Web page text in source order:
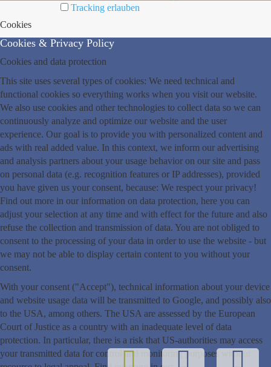
Tracking erlauben
Cookies
Cookies & Privacy Policy
Cookies and data protection
This site uses several types of cookies: We need technical and
functional cookies so everything works when you visit our website.
We also use cookies and other technologies to collect data so we can
continuously analyze and optimize our website and the user
experience. Our goal is to provide you with personalized content and
ads with real added value. In this context, we inform our advertising
and analysis partners about your usage behavior on our site and pass
on personal data (e.g. recognition features or IP addresses), provided
you have given us your consent, because: We respect your privacy!
Find out more in our information on data protection, here you can
adjust your selection at any time and with effect for the future and also
refuse the collection and transmission of data. You are not obliged to
consent to the processing of your data in order to use the website - but
we may not be able to display certain content to you without your
consent.
With your consent ("Accept"), technical information about your device
and website usage data will be transmitted to Google, and possibly also
to the USA, among others. The USA are assessed by the European
Court of Justice as a country with an inadequate level of data
protection. In particular, there is a risk that US-authorities may access
your transmitted data for control and monitoring purposes without